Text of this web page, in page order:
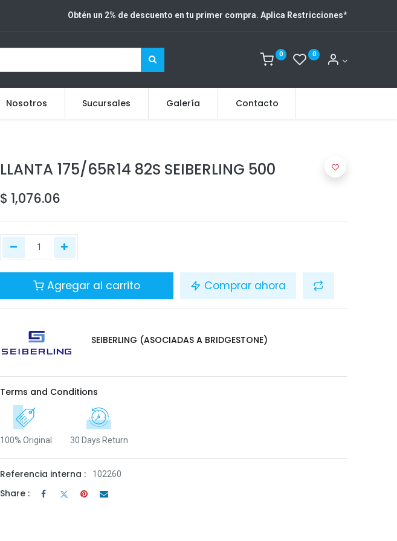
Obtén un 2% de descuento en tu primer compra. Aplica Restricciones*
0 0
Nosotros Sucursales Galería Contacto
LLANTA 175/65R14 82S SEIBERLING 500
$ 1,076.06
Agregar al carrito Comprar ahora
SEIBERLING (ASOCIADAS A BRIDGESTONE)
Terms and Conditions
100% Original 30 Days Return
Referencia interna : 102260
Share :